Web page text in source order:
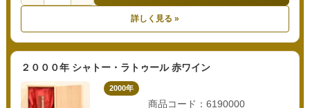
詳しく見る »
２０００年 シャトー・ラトゥール 赤ワイン
2000年
商品コード：6190000